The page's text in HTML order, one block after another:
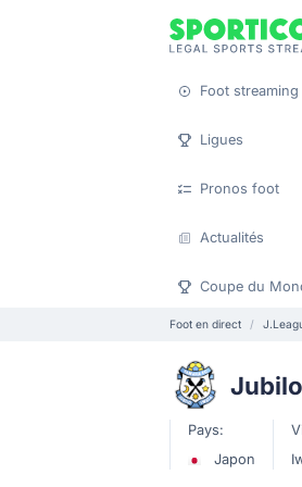
Foot streaming
Ligues
Pronos foot
Actualités
Coupe du
Foot en direct
Pays:
Japon